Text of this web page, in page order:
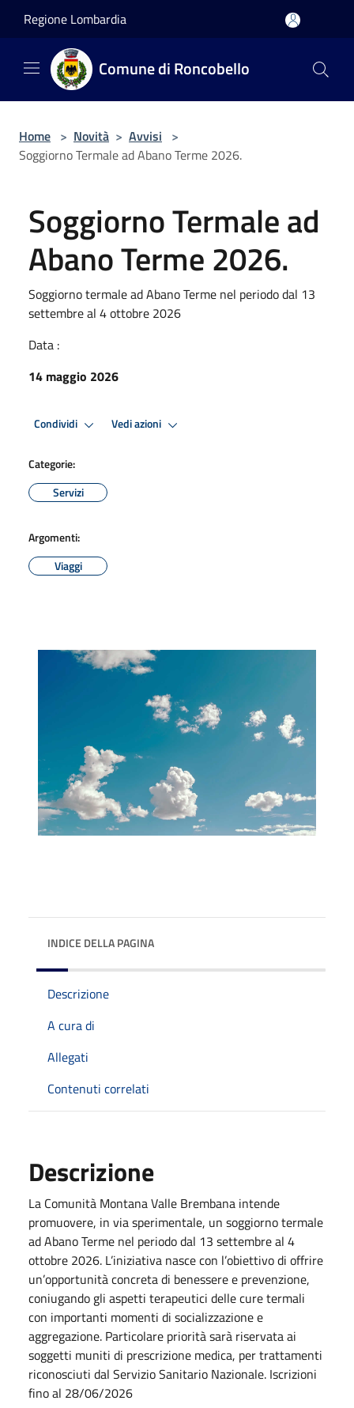
Regione Lombardia
Comune di Roncobello
Home > Novità > Avvisi >
Soggiorno Termale ad Abano Terme 2026.
Soggiorno Termale ad
Abano Terme 2026.
Soggiorno termale ad Abano Terme nel periodo dal 13
settembre al 4 ottobre 2026
Data :
14 maggio 2026
Condividi Vedi azioni
Categorie:
Servizi
Argomenti:
Viaggi
INDICE DELLA PAGINA
Descrizione
A cura di
Allegati
Contenuti correlati
Descrizione
La Comunità Montana Valle Brembana intende
promuovere, in via sperimentale, un soggiorno termale
ad Abano Terme nel periodo dal 13 settembre al 4
ottobre 2026. L’iniziativa nasce con l’obiettivo di offrire
un’opportunità concreta di benessere e prevenzione,
coniugando gli aspetti terapeutici delle cure termali
con importanti momenti di socializzazione e
aggregazione. Particolare priorità sarà riservata ai
soggetti muniti di prescrizione medica, per trattamenti
riconosciuti dal Servizio Sanitario Nazionale. Iscrizioni
fino al 28/06/2026